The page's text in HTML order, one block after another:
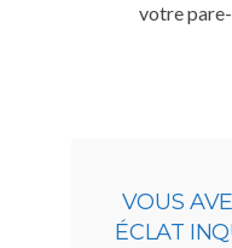
votre
VOUS
ÉCLAT